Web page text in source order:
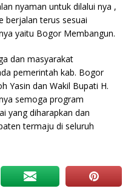
nyaman untuk dilalui nya ,
berjalan terus sesuai
yaitu Bogor Membangun.
dan masyarakat
pemerintah kab. Bogor
Yasin dan Wakil Bupati H.
semoga program
yang diharapkan dan
termaju di seluruh